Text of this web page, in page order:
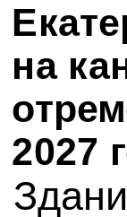
на
2027